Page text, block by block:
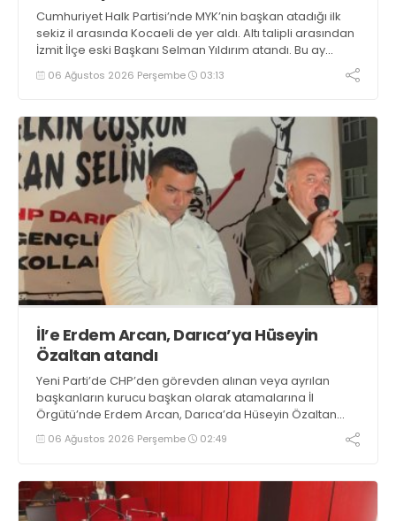
Cumhuriyet Halk Partisi’nde MYK’nin başkan atadığı ilk
sekiz il arasında Kocaeli de yer aldı. Altı talipli arasından
İzmit İlçe eski Başkanı Selman Yıldırım atandı. Bu ay
sonuna kadar derlenip toparlanmanın ardından eylül
ayından itibaren kongreler başlayacak
06 Ağustos 2026 Perşembe 03:13
İl’e Erdem Arcan, Darıca’ya Hüseyin
Özaltan atandı
Yeni Parti’de CHP’den görevden alınan veya ayrılan
başkanların kurucu başkan olarak atamalarına İl
Örgütü’nde Erdem Arcan, Darıca’da Hüseyin Özaltan
atandı. Çayırova’ya atanması beklenen Binali Eniş, Yeni
Parti İlçe Örgütünün yeri için kontrat imzaladı
06 Ağustos 2026 Perşembe 02:49